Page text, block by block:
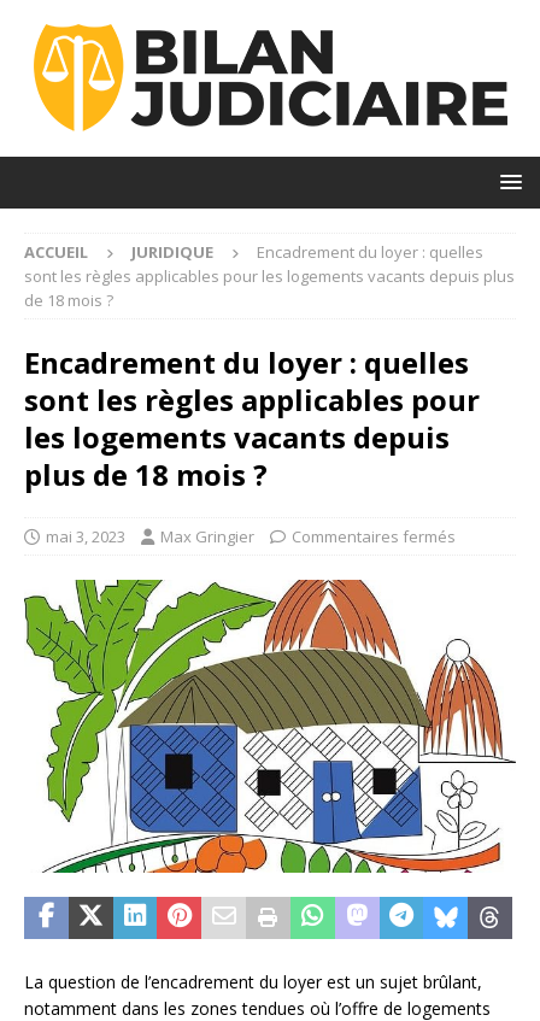
ACCUEIL JURIDIQUE
Encadrement du loyer : quelles
sont les règles applicables pour les logements vacants depuis plus
de 18 mois ?
Encadrement du loyer : quelles
sont les règles applicables pour
les logements vacants depuis
plus de 18 mois ?
mai 3, 2023 Max Gringier Commentaires fermés
La question de l’encadrement du loyer est un sujet brûlant,
notamment dans les zones tendues où l’offre de logements